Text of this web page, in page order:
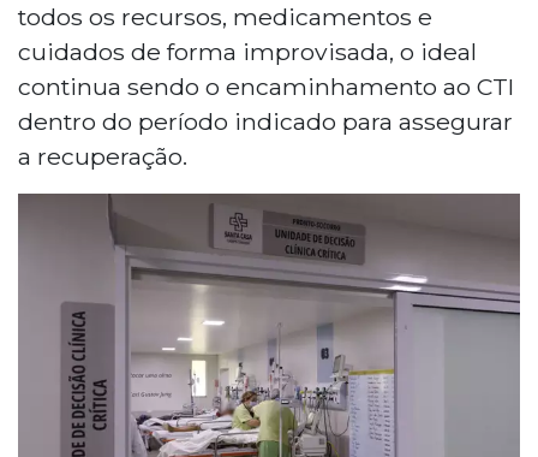
todos os recursos, medicamentos e
cuidados de forma improvisada, o ideal
continua sendo o encaminhamento ao CTI
dentro do período indicado para assegurar
a recuperação.